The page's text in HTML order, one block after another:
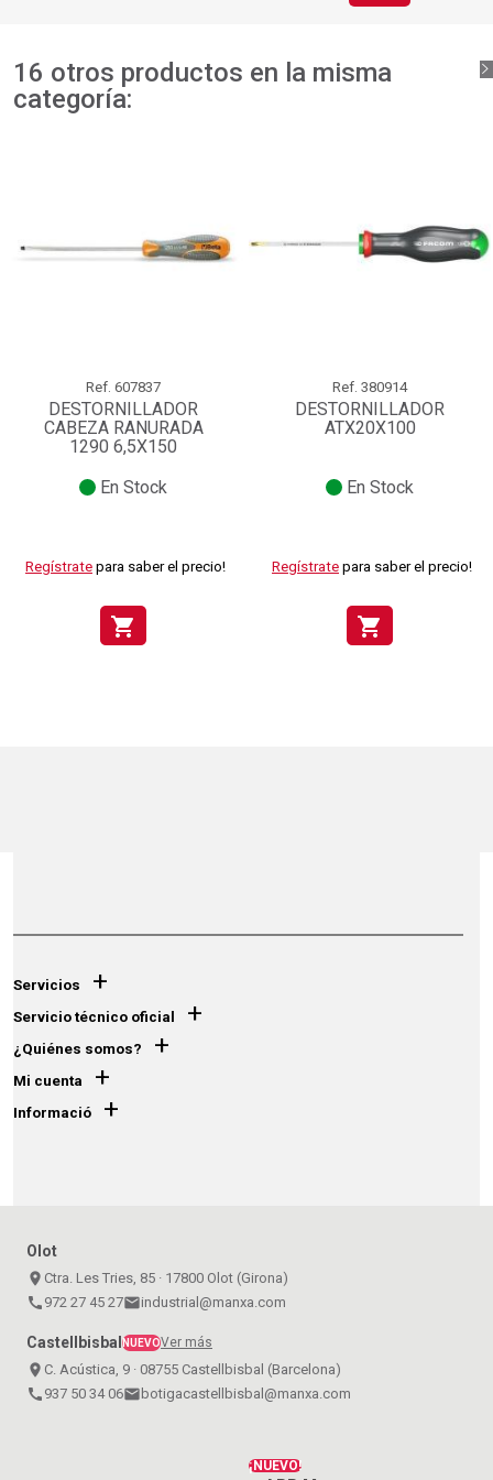
16 otros productos en la misma
categoría:
Ref. 607837
DESTORNILLADOR
CABEZA RANURADA
1290 6,5X150
En Stock
Regístrate para saber el precio!
shopping_cart
Ref. 380914
DESTORNILLADOR
ATX20X100
En Stock
Regístrate para saber el precio!
shopping_cart
Servicios +
Servicio técnico oficial +
¿Quiénes somos? +
Mi cuenta +
Informació +
Olot
place Ctra. Les Tries, 85 · 17800 Olot (Girona)
call 972 27 45 27emailindustrial@manxa.com
CastellbisbalNUEVOVer más
place C. Acústica, 9 · 08755 Castellbisbal (Barcelona)
call 937 50 34 06emailbotigacastellbisbal@manxa.com
¡NUEVO!